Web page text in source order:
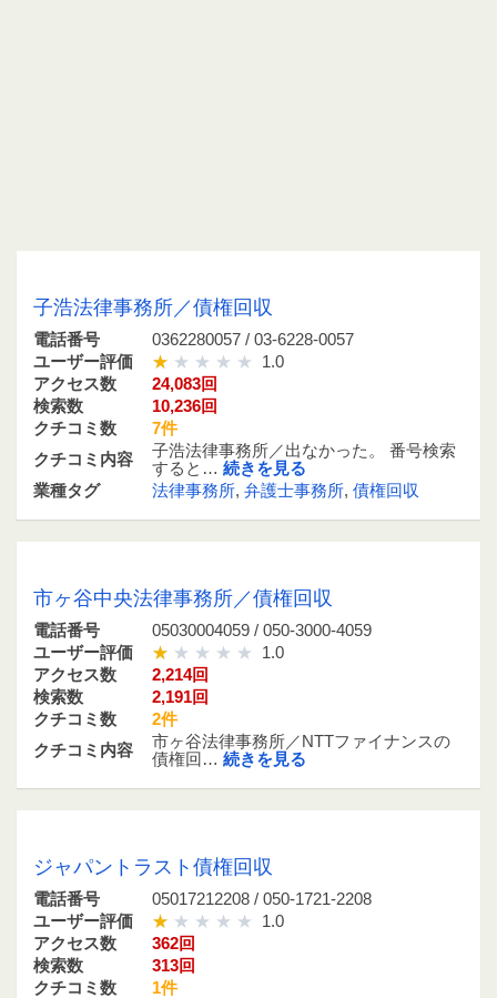
子浩法律事務所／債権回収
電話番号
0362280057 / 03-6228-0057
ユーザー評価
1.0
アクセス数
24,083回
検索数
10,236回
クチコミ数
7件
クチコミ内容
子浩法律事務所／出なかった。 番号検索
すると… 続きを見る
業種タグ
法律事務所, 弁護士事務所, 債権回収
市ヶ谷中央法律事務所／債権回収
電話番号
05030004059 / 050-3000-4059
ユーザー評価
1.0
アクセス数
2,214回
検索数
2,191回
クチコミ数
2件
クチコミ内容
市ヶ谷法律事務所／NTTファイナンスの
債権回… 続きを見る
ジャパントラスト債権回収
電話番号
05017212208 / 050-1721-2208
ユーザー評価
1.0
アクセス数
362回
検索数
313回
クチコミ数
1件